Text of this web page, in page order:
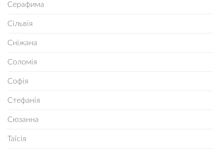
Серафима
Сільвія
Сніжана
Соломія
Софія
Стефанія
Сюзанна
Таїсія